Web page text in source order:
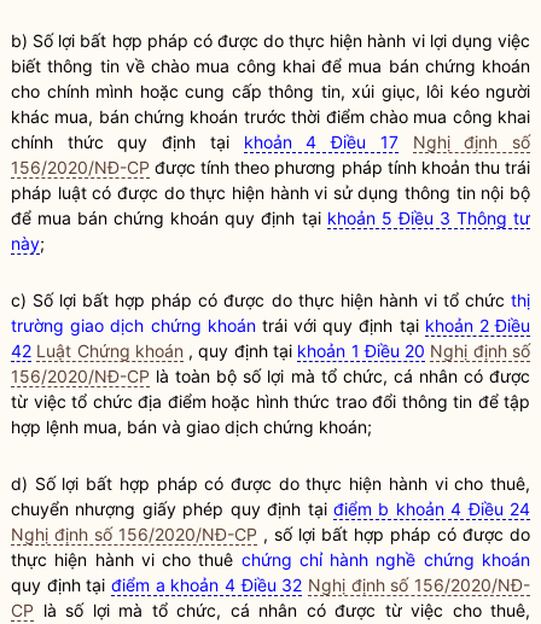
b) Số lợi bất hợp pháp có được do thực hiện hành vi lợi dụng việc
biết thông tin về chào mua công khai để mua bán chứng khoán
cho chính mình hoặc cung cấp thông tin, xúi giục, lôi kéo người
khác mua, bánchứng khoán trước thời điểm chào mua công khai
chính thức quy định tại khoản 4 Điều 17
Nghị định số
156/2020/NĐ-CP được tính theo phương pháp tính khoản thu trái
pháp luậtcó được do thực hiện hành vi sử dụng thông tin nội bộ
để mua bánchứng khoán quy định tại khoản 5 Điều 3 Thông tư
này;
c) Số lợi bất hợp pháp có được do thực hiện hành vi tổ chức thị
trường giao dịch chứng khoántrái với quy định tại khoản 2 Điều
42 Luật Chứng khoán , quy định tại khoản 1 Điều 20 Nghị định số
156/2020/NĐ-CP là toàn bộ số lợi mà tổ chức, cá nhân có được
từ việc tổ chức địa điểm hoặc hình thức trao đổi thông tin để tập
hợp lệnh mua, bán và giao dịch chứng khoán;
d) Số lợi bất hợp pháp có được do thực hiện hành vi cho thuê,
chuyển nhượng giấy phép quy định tại điểm b khoản 4 Điều 24
Nghị định số 156/2020/NĐ-CP , số lợi bất hợp pháp có được do
thực hiện hành vi cho thuê chứng chỉ hành nghề chứng khoán
quy định tại điểm a khoản 4 Điều 32 Nghị định số 156/2020/NĐ-
CP là số lợi mà tổ chức, cá nhân có được từ việc cho thuê,